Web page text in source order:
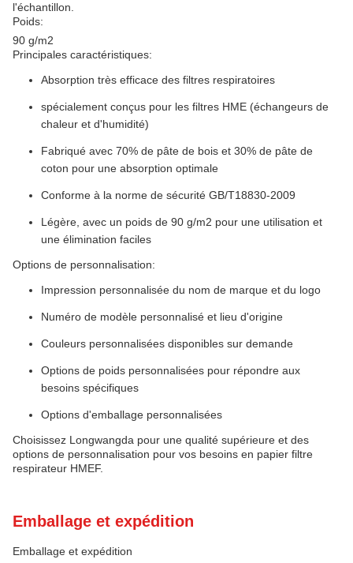
l'échantillon.
Poids:
90 g/m2
Principales caractéristiques:
Absorption très efficace des filtres respiratoires
spécialement conçus pour les filtres HME (échangeurs de
chaleur et d'humidité)
Fabriqué avec 70% de pâte de bois et 30% de pâte de
coton pour une absorption optimale
Conforme à la norme de sécurité GB/T18830-2009
Légère, avec un poids de 90 g/m2 pour une utilisation et
une élimination faciles
Options de personnalisation:
Impression personnalisée du nom de marque et du logo
Numéro de modèle personnalisé et lieu d'origine
Couleurs personnalisées disponibles sur demande
Options de poids personnalisées pour répondre aux
besoins spécifiques
Options d'emballage personnalisées
Choisissez Longwangda pour une qualité supérieure et des
options de personnalisation pour vos besoins en papier filtre
respirateur HMEF.
Emballage et expédition
Emballage et expédition